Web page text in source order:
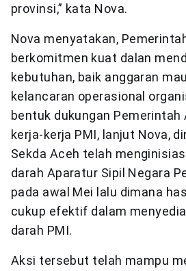
provinsi,” kata Nova.
Nova menyatakan,
berkomitmen kuat dalan
kebutuhan, baik anggaran
kelancaran operasional
bentuk dukungan Pemerintah
kerja-kerja PMI, lanjut Nova,
Sekda Aceh telah
darah Aparatur Sipil Negara
pada awal Mei lalu dimana
cukup efektif dalam
darah PMI.
Aksi tersebut telah mampu